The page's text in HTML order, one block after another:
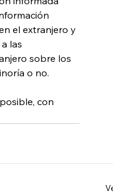
el extranjero y
las
sobre los
o no.
con